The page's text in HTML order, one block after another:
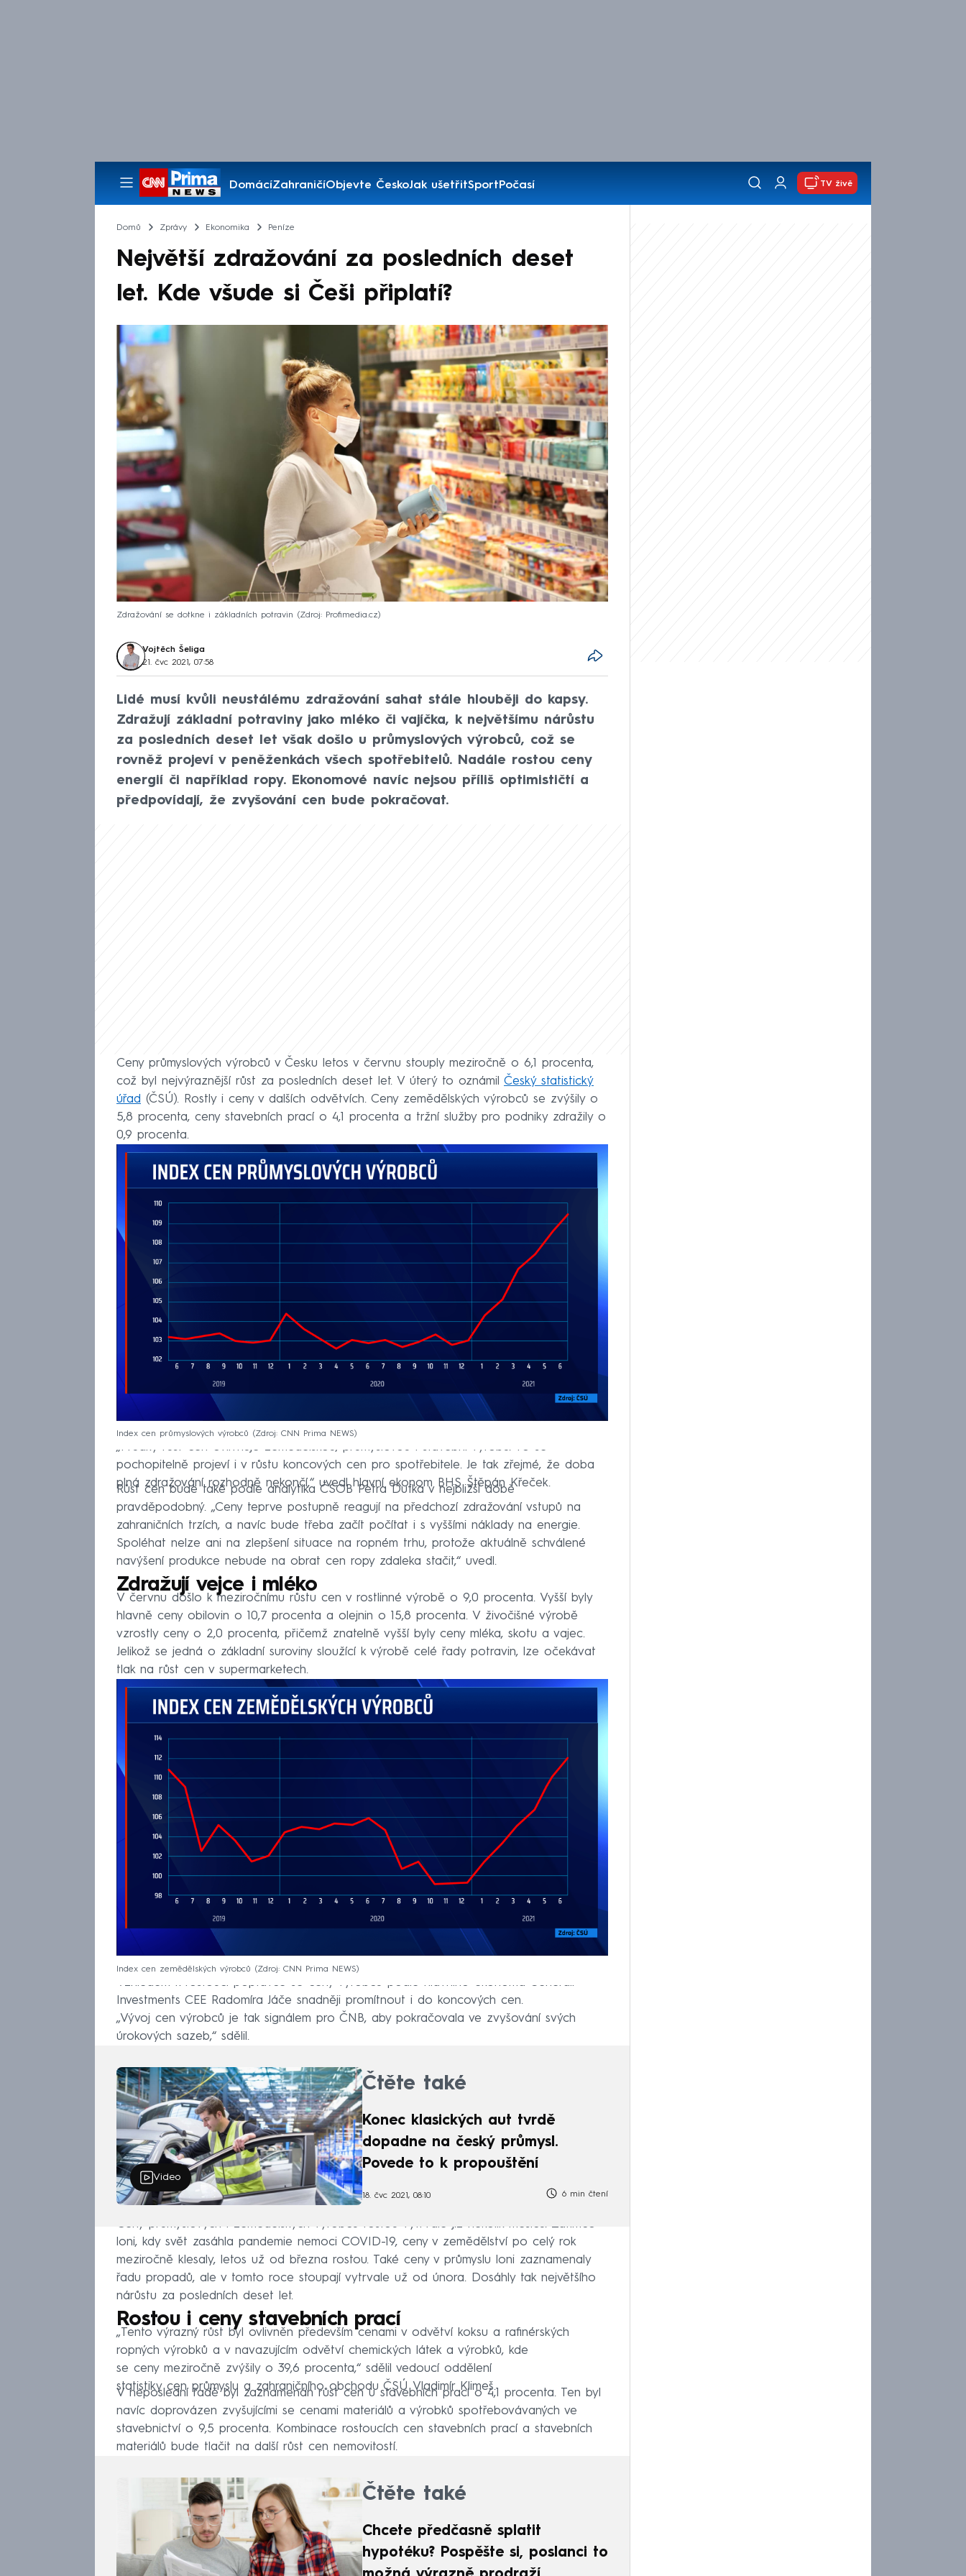
DomácíZahraničíObjevte ČeskoJak ušetřitSportPočasí
Pořady
TV živě
Domů Zprávy Ekonomika Peníze
Největší zdražování za posledních deset
let. Kde všude si Češi připlatí?
Zdražování se dotkne i základních potravin Zdroj: Profimedia.cz
Vojtěch Šeliga
21. čvc 2021, 07:58
Lidé musí kvůli neustálému zdražování sahat stále hlouběji do kapsy.
Zdražují základní potraviny jako mléko či vajíčka, k největšímu nárůstu
za posledních deset let však došlo u průmyslových výrobců, což se
rovněž projeví v peněženkách všech spotřebitelů. Nadále rostou ceny
energií či například ropy. Ekonomové navíc nejsou příliš optimističtí a
předpovídají, že zvyšování cen bude pokračovat.
Ceny průmyslových výrobců v Česku letos v červnu stouply meziročně o 6,1 procenta,
což byl nejvýraznější růst za posledních deset let. V úterý to oznámil Český statistický
úřad (ČSÚ). Rostly i ceny v dalších odvětvích. Ceny zemědělských výrobců se zvýšily o
5,8 procenta, ceny stavebních prací o 4,1 procenta a tržní služby pro podniky zdražily o
0,9 procenta.
Index cen průmyslových výrobců Zdroj: CNN Prima NEWS
„Prudký růst cen ovlivňuje zemědělskou, průmyslovou i stavební výrobu. To se
pochopitelně projeví i v růstu koncových cen pro spotřebitele. Je tak zřejmé, že doba
plná zdražování rozhodně nekončí,“ uvedl hlavní ekonom BHS Štěpán Křeček.
Růst cen bude také podle analytika ČSOB Petra Dufka v nejbližší době
pravděpodobný. „Ceny teprve postupně reagují na předchozí zdražování vstupů na
zahraničních trzích, a navíc bude třeba začít počítat i s vyššími náklady na energie.
Spoléhat nelze ani na zlepšení situace na ropném trhu, protože aktuálně schválené
navýšení produkce nebude na obrat cen ropy zdaleka stačit,“ uvedl.
Zdražují vejce i mléko
V červnu došlo k meziročnímu růstu cen v rostlinné výrobě o 9,0 procenta. Vyšší byly
hlavně ceny obilovin o 10,7 procenta a olejnin o 15,8 procenta. V živočišné výrobě
vzrostly ceny o 2,0 procenta, přičemž znatelně vyšší byly ceny mléka, skotu a vajec.
Jelikož se jedná o základní suroviny sloužící k výrobě celé řady potravin, lze očekávat
tlak na růst cen v supermarketech.
Index cen zemědělských výrobců Zdroj: CNN Prima NEWS
Vzhledem k rostoucí poptávce se ceny výrobců podle hlavního ekonoma Generali
Investments CEE Radomíra Jáče snadněji promítnout i do koncových cen.
„Vývoj cen výrobců je tak signálem pro ČNB, aby pokračovala ve zvyšování svých
úrokových sazeb,“ sdělil.
Video
Čtěte také
Konec klasických aut tvrdě
dopadne na český průmysl.
Povede to k propouštění
18. čvc 2021, 08:10 6 min čtení
Ceny průmyslových i zemědělských výrobců rostou vytrvale již několik měsíců. Zatímco
loni, kdy svět zasáhla pandemie nemoci COVID-19, ceny v zemědělství po celý rok
meziročně klesaly, letos už od března rostou. Také ceny v průmyslu loni zaznamenaly
řadu propadů, ale v tomto roce stoupají vytrvale už od února. Dosáhly tak největšího
nárůstu za posledních deset let.
Rostou i ceny stavebních prací
„Tento výrazný růst byl ovlivněn především cenami v odvětví koksu a rafinérských
ropných výrobků a v navazujícím odvětví chemických látek a výrobků, kde
se ceny meziročně zvýšily o 39,6 procenta,“ sdělil vedoucí oddělení
statistiky cen průmyslu a zahraničního obchodu ČSÚ Vladimír Klimeš.
V neposlední řadě byl zaznamenán růst cen u stavebních prací o 4,1 procenta. Ten byl
navíc doprovázen zvyšujícími se cenami materiálů a výrobků spotřebovávaných ve
stavebnictví o 9,5 procenta. Kombinace rostoucích cen stavebních prací a stavebních
materiálů bude tlačit na další růst cen nemovitostí.
Čtěte také
Chcete předčasně splatit
hypotéku? Pospěšte si, poslanci to